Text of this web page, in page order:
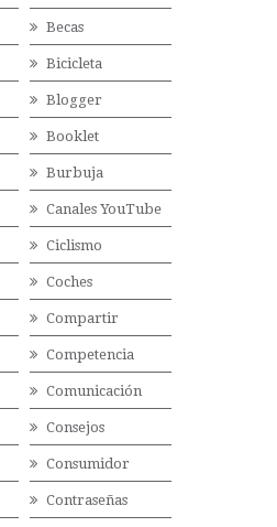
Becas
Bicicleta
Blogger
Booklet
Burbuja
Canales YouTube
Ciclismo
Coches
Compartir
Competencia
Comunicación
Consejos
Consumidor
Contraseñas